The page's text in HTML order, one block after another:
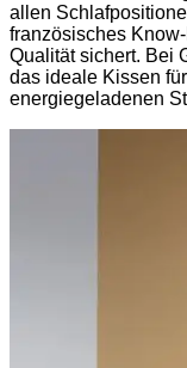
allen
französisches
Qualität sichert. Bei
das ideale Kissen
energiegeladenen